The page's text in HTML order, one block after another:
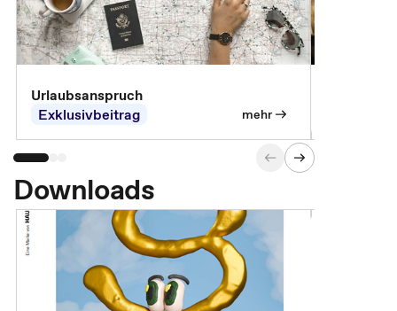
Urlaubsanspruch
Exklusivbeitrag
mehr
Downloads